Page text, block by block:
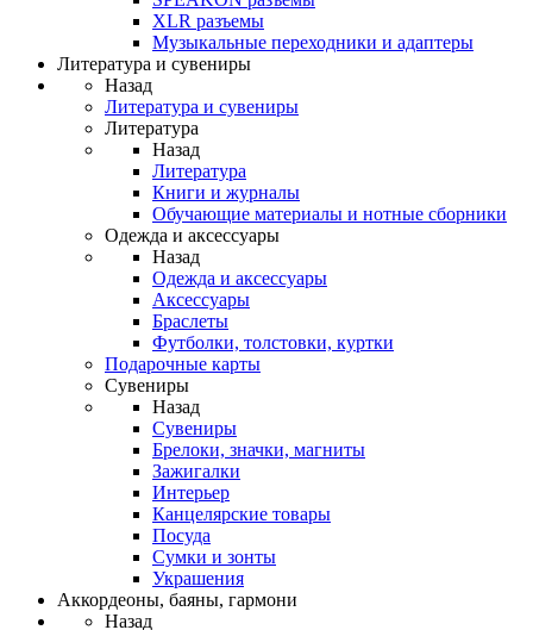
XLR разъемы
Музыкальные переходники и адаптеры
Литература и сувениры
Назад
Литература и сувениры
Литература
Назад
Литература
Книги и журналы
Обучающие материалы и нотные сборники
Одежда и аксессуары
Назад
Одежда и аксессуары
Аксессуары
Браслеты
Футболки, толстовки, куртки
Подарочные карты
Сувениры
Назад
Сувениры
Брелоки, значки, магниты
Зажигалки
Интерьер
Канцелярские товары
Посуда
Сумки и зонты
Украшения
Аккордеоны, баяны, гармони
Назад